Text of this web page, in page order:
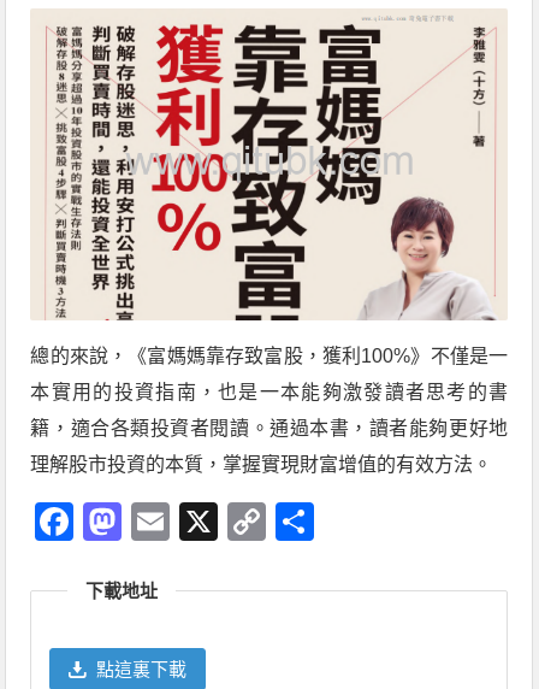
總的來說，《富媽媽靠存致富股，獲利100%》不僅是一
本實用的投資指南，也是一本能夠激發讀者思考的書
籍，適合各類投資者閱讀。通過本書，讀者能夠更好地
理解股市投資的本質，掌握實現財富增值的有效方法。
Facebook
Mastodon
Email
X
Copy
下載地址
點這裏下載